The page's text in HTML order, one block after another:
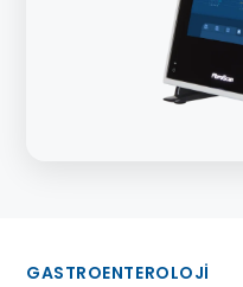
GASTROENTEROLOJI